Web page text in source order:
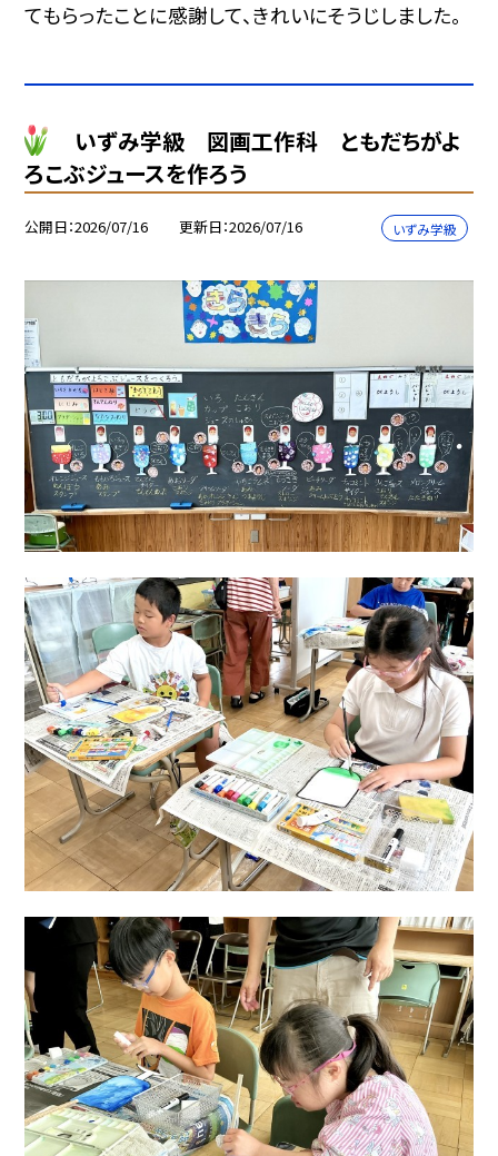
てもらったことに感謝して、きれいにそうじしました。
いずみ学級 図画工作科 ともだちがよ
ろこぶジュースを作ろう
公開日 2026/07/16 更新日 2026/07/16 いずみ学級